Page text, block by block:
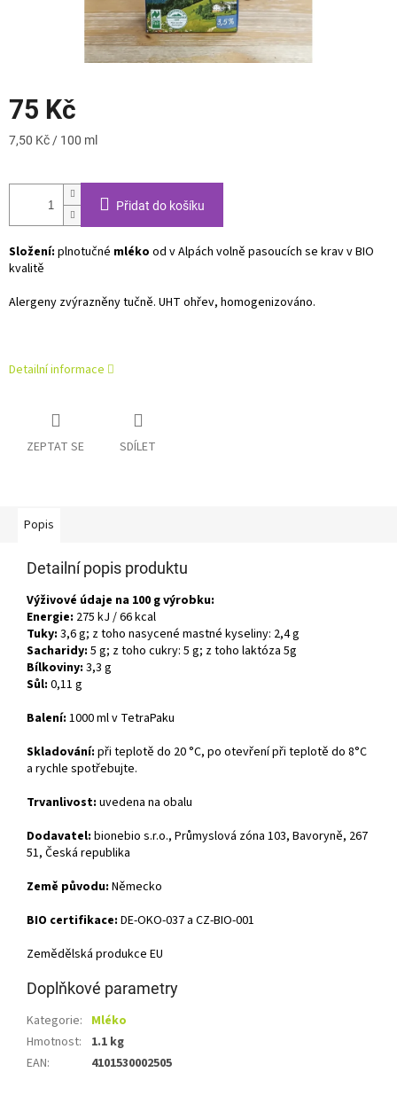
75 Kč
Měrná
7,50 Kč / 100 ml
Přidat do košíku
Složení: plnotučné mléko od v Alpách volně pasoucích se krav v BIO
kvalitě
Alergeny zvýrazněny tučně. UHT ohřev, homogenizováno.
Detailní informace
ZEPTAT SE SDÍLET
Popis
Detailní popis produktu
Výživové údaje na 100 g výrobku:
Energie: 275 kJ / 66 kcal
Tuky: 3,6 g; z toho nasycené mastné kyseliny: 2,4 g
Sacharidy: 5 g; z toho cukry: 5 g; z toho laktóza 5g
Bílkoviny: 3,3 g
Sůl: 0,11 g
Balení: 1000 ml v TetraPaku
Skladování: při teplotě do 20 °C, po otevření při teplotě do 8°C
a rychle spotřebujte.
Trvanlivost: uvedena na obalu
Dodavatel: bionebio s.r.o., Průmyslová zóna 103, Bavoryně, 267
51, Česká republika
Země původu: Německo
BIO certifikace: DE-OKO-037 a CZ-BIO-001
Zemědělská produkce EU
Doplňkové parametry
Kategorie: Mléko
Hmotnost:
1.1 kg
EAN: 4101530002505